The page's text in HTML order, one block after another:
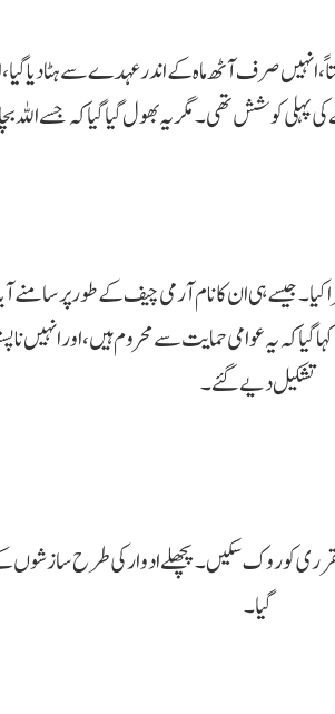
صرف آٹھ ماہ کے اندر عہدے سے ہٹا دیا گیا،
پہلی کوشش تھی۔ مگر یہ بھول گیا گیا کہ جسے اللہ
کیا۔ جیسے ہی ان کا نام آرمی چیف کے طور پر سامنے
گیا کہ یہ عوامی حمایت سے محروم ہیں، اور
تشکیل دیے گئے۔
کو روک سکیں۔ پچھلے ادوار کی طرح سازشوں کے
گیا۔